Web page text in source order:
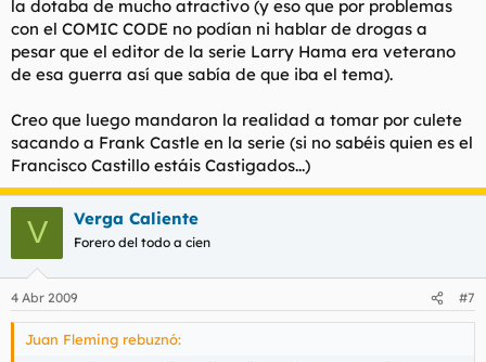
la dotaba de mucho atractivo (y eso que por problemas
con el COMIC CODE no podían ni hablar de drogas a
pesar que el editor de la serie Larry Hama era veterano
de esa guerra así que sabía de que iba el tema).
Creo que luego mandaron la realidad a tomar por culete
sacando a Frank Castle en la serie (si no sabéis quien es el
Francisco Castillo estáis Castigados...)
V Verga Caliente
Forero del todo a cien
4 Abr 2009 #7
Juan Fleming rebuznó: